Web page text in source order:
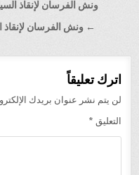
تصفّح
المقالات
ونش الفرسان لإنقاذ
← ونش الفرسان لإنقاذ
اترك تعليقاً
لن يتم نشر عنوان بريدك
التعليق *